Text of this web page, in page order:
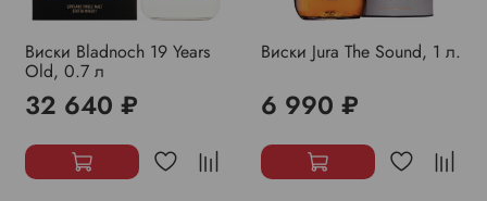
Виски Bladnoch 19 Years
Old, 0.7 л
32 640 ₽
Виски Jura The Sound, 1 л.
6 990 ₽